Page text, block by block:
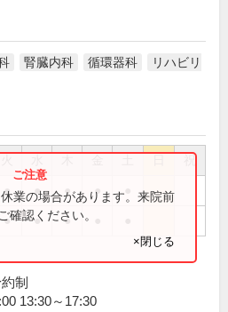
腎臓内科 循環器科
リハビリ
祝
● ● ● ●
● ● ●
業の場合があります。来院前
確認ください。
×閉じる
制
13:30～17:30